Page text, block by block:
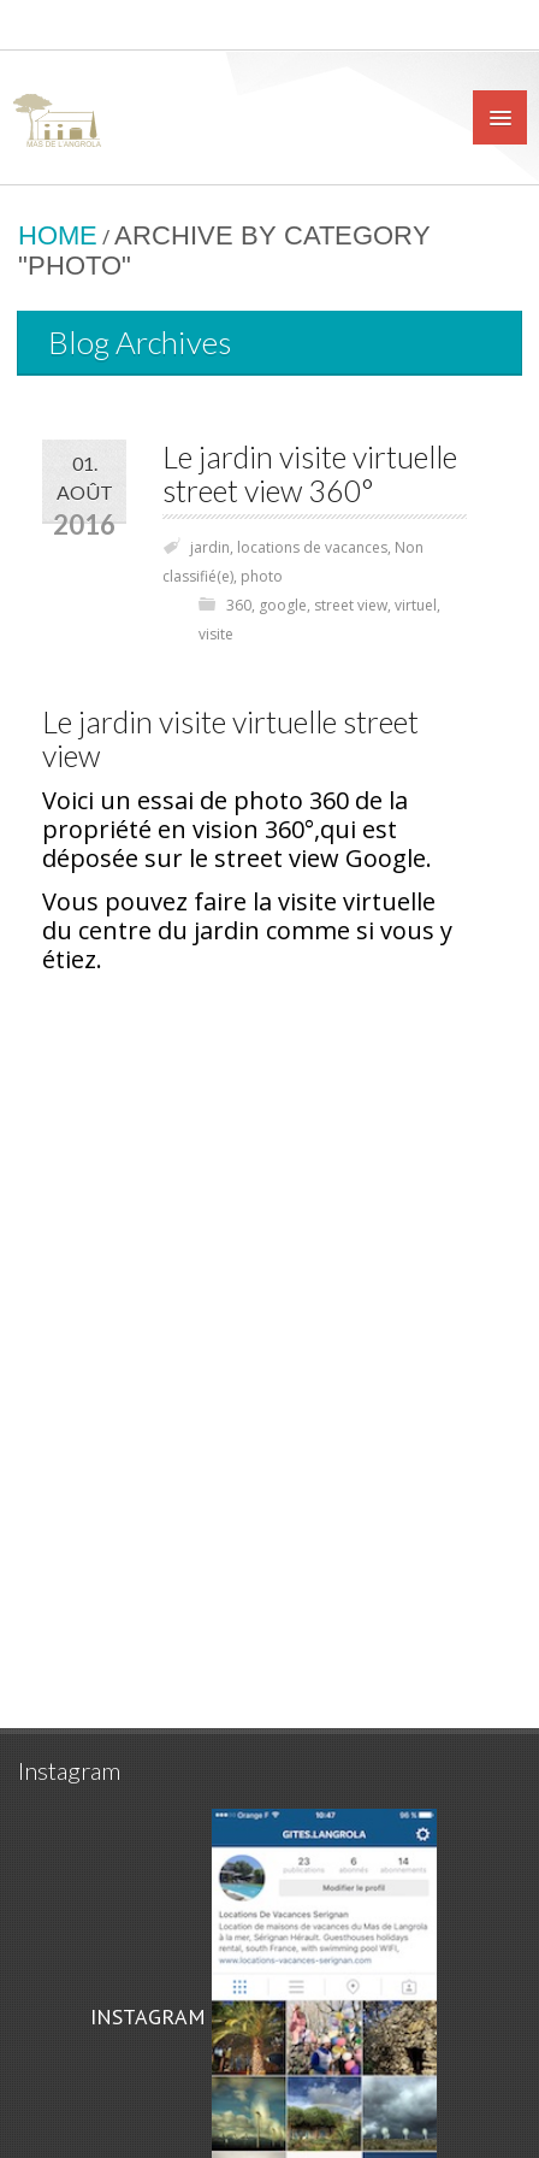
HOME /ARCHIVE BY CATEGORY
"PHOTO"
Blog Archives
01.
AOÛT
2016
Le jardin visite virtuelle
street view 360°
jardin, locations de vacances, Non
classifié(e), photo
360, google, street view, virtuel,
visite
Le jardin visite virtuelle street
view
Voici un essai de photo 360 de la
propriété en vision 360°,qui est
déposée sur le street view Google.
Vous pouvez faire la visite virtuelle
du centre du jardin comme si vous y
étiez.
Instagram
INSTAGRAM